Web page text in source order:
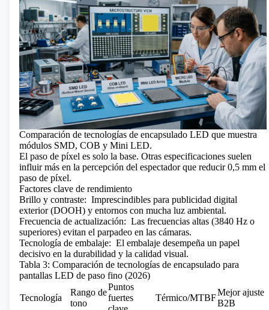
Comparación de tecnologías de encapsulado LED que muestra
módulos SMD, COB y Mini LED.
El paso de píxel es solo la base. Otras especificaciones suelen
influir más en la percepción del espectador que reducir 0,5 mm el
paso de píxel.
Factores clave de rendimiento
Brillo y contraste: Imprescindibles para publicidad digital
exterior (DOOH) y entornos con mucha luz ambiental.
Frecuencia de actualización: Las frecuencias altas (3840 Hz o
superiores) evitan el parpadeo en las cámaras.
Tecnología de embalaje: El embalaje desempeña un papel
decisivo en la durabilidad y la calidad visual.
Tabla 3: Comparación de tecnologías de encapsulado para
pantallas LED de paso fino (2026)
Tecnología
Rango de
tono
Puntos
fuertes
Térmico/MTBF
Mejor ajuste
B2B